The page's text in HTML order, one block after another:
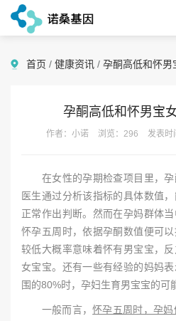
首页 / 健康资讯 / 孕酮高低和怀男
孕酮高低和怀男宝
作者：小诺 浏览：296 发表时
在女性的孕期检查项目里，孕
医生通过分析该指标的具体数值
正常作出判断。然而在孕妈群体当
怀孕五周时，依据孕酮数值便可
较低大概率意味着怀有男宝宝，
女宝宝。还有一些有经验的妈妈
围的80%时，孕妇生育男宝宝的可
一般而言，怀孕五周时，孕